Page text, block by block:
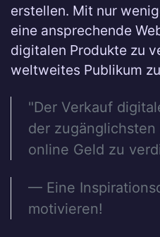
erstellen. Mit nur
eine ansprechende
digitalen Produkte zu
weltweites Publikum
"Der Verkauf
der
online Geld zu
— Eine
motivieren!